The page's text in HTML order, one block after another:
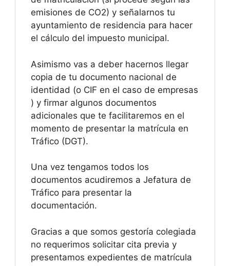
emisiones de CO2) y señalarnos tu
ayuntamiento de residencia para hacer
el cálculo del impuesto municipal.
Asimismo vas a deber hacernos llegar
copia de tu documento nacional de
identidad (o CIF en el caso de empresas
) y firmar algunos documentos
adicionales que te facilitaremos en el
momento de presentar la matrícula en
Tráfico (DGT).
Una vez tengamos todos los
documentos acudiremos a Jefatura de
Tráfico para presentar la
documentación.
Gracias a que somos gestoría colegiada
no requerimos solicitar cita previa y
presentamos expedientes de matrícula